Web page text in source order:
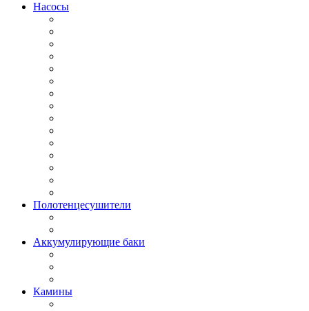
Насосы
Полотенцесушители
Аккумулирующие баки
Камины